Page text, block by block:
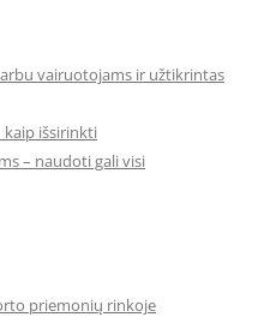
vairuotojams ir užtikrintas
kaip išsirinkti
– naudoti gali visi
priemonių rinkoje